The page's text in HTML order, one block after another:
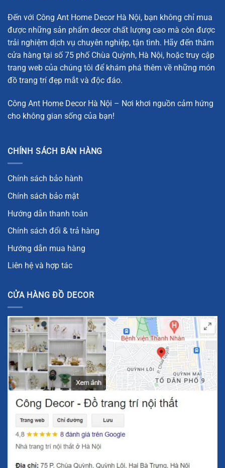
tuyệt vời và đầy quyến rũ. Trong phong thủy, chim công
không chỉ mang đến vẻ đẹp tự nhiên mà còn là biểu tượng
của sự thịnh vượng, tài lộc và may mắn. Tượng chim công
thường được đặt trong phòng khách hoặc các không gian
trang trọng như phòng làm việc để thu hút năng lượng tích
cực, giúp gia chủ gặp nhiều thuận lợi trong công việc và
Với chiếc đuôi dài và xòe rộng đầy màu sắc, chim công đại
Tượng chim công được chế tác tỉ mỉ từ đồng thau, một
chất liệu quý hiếm và bền vững, làm cho sản phẩm không
công mang đến không gian trang trí đầy cuốn hút, khiến
mọi người phải ngưỡng mộ mỗi khi nhìn vào. Sự xuất hiện
làm tăng thêm vẻ đẹp mà còn tạo ra một không gian
phong thủy vững mạnh.
Thông Số Kỹ Thuật Của Tượng Chim Công
Kích thước:36cm x 11cm x 49,5cm
Chất liệu:
Đồng thau
Trọng lượng:
Tượng chim công với kích thước vừa phải nhưng đầy ấn
tượng, sẽ là điểm nhấn nổi bật cho không gian sống của
bạn. Chất liệu đồng thau mang lại sự bền bỉ, vẻ ngoài sáng
bóng và có giá trị thẩm mỹ cao, đảm bảo sẽ tôn lên vẻ đẹp
cho căn phòng của bạn. Đồng thời, trọng lượng 6,2kg cho
thấy sản phẩm này không chỉ là một món quà tặng đẹp
mắt mà còn mang lại cảm giác vững chãi, ổn định cho
không gian của bạn.
Đến với Công Ant Home Decor Hà Nội, bạn không chỉ mua
được những sản phẩm decor chất lượng cao mà còn được
trải nghiệm dịch vụ chuyên nghiệp, tận tình. Hãy đến thăm
cửa hàng tại số 75 phố Chùa Quỳnh, Hà Nội, hoặc truy cập
trang web của chúng tôi để khám phá thêm về những món
đồ trang trí đẹp mắt và độc đáo.
Công Ant Home Decor Hà Nội – Nơi khơi nguồn cảm hứng
cho không gian sống của bạn!
CHÍNH SÁCH BÁN HÀNG
Chính sách bảo hành
Chính sách bảo mật
Hướng dẫn thanh toán
Chính sách đổi & trả hàng
Hướng dẫn mua hàng
Liên hệ và hợp tác
CỬA HÀNG ĐỒ DECOR